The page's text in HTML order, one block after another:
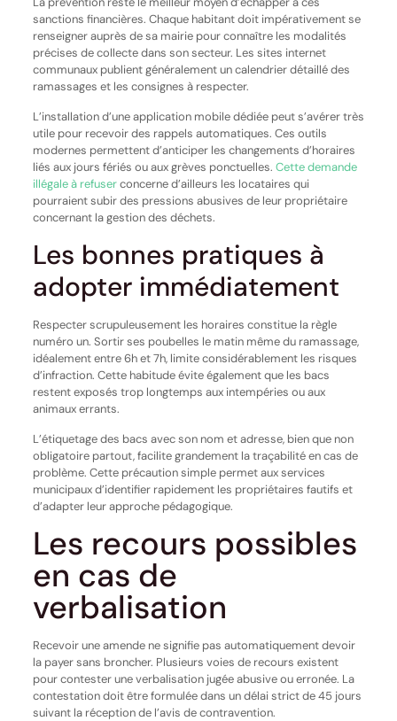
sanctions financières. Chaque habitant doit impérativement se
renseigner auprès de sa mairie pour connaître les modalités
précises de collecte dans son secteur. Les sites internet
communaux publient généralement un calendrier détaillé des
ramassages et les consignes à respecter.
L’installation d’une application mobile dédiée peut s’avérer très
utile pour recevoir des rappels automatiques. Ces outils
modernes permettent d’anticiper les changements d’horaires
liés aux jours fériés ou aux grèves ponctuelles. Cette demande
illégale à refuserconcerne d’ailleurs les locataires qui
pourraient subir des pressions abusives de leur propriétaire
concernant la gestion des déchets.
Les bonnes pratiques à
adopter immédiatement
Respecter scrupuleusement les horaires constitue la règle
numéro un. Sortir ses poubelles le matin même du ramassage,
idéalement entre 6h et 7h, limite considérablement les risques
d’infraction. Cette habitude évite également que les bacs
restent exposés trop longtemps aux intempéries ou aux
animaux errants.
L’étiquetage des bacs avec son nom et adresse, bien que non
obligatoire partout, facilite grandement la traçabilité en cas de
problème. Cette précaution simple permet aux services
municipaux d’identifier rapidement les propriétaires fautifs et
d’adapter leur approche pédagogique.
Les recours possibles
en cas de
verbalisation
Recevoir une amende ne signifie pas automatiquement devoir
la payer sans broncher. Plusieurs voies de recours existent
pour contester une verbalisation jugée abusive ou erronée. La
contestation doit être formulée dans un délai strict de 45 jours
suivant la réception de l’avis de contravention.